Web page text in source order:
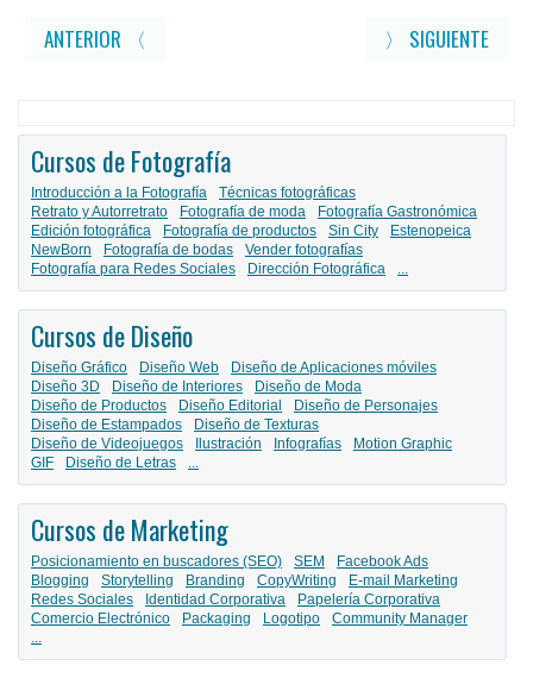
ANTERIOR 〈 〉 SIGUIENTE
Cursos de Fotografía
Introducción a la Fotografía
Técnicas fotográficas
Retrato y Autorretrato
Fotografía de moda
Fotografía Gastronómica
Edición fotográfica
Fotografía de productos Sin City
Estenopeica
NewBorn
Fotografía de bodas
Vender fotografías
Fotografía para Redes Sociales
Dirección Fotográfica ...
Cursos de Diseño
Diseño Gráfico Diseño Web
Diseño de Aplicaciones móviles
Diseño 3D
Diseño de Interiores
Diseño de Moda
Diseño de Productos
Diseño Editorial
Diseño de Personajes
Diseño de Estampados
Diseño de Texturas
Diseño de Videojuegos
Ilustración Infografías
Motion Graphic
GIF
Diseño de Letras ...
Cursos de Marketing
Posicionamiento en buscadores (SEO) SEM
Facebook Ads
Blogging
Storytelling Branding CopyWriting
E-mail Marketing
Redes Sociales
Identidad Corporativa
Papelería Corporativa
Comercio Electrónico
Packaging Logotipo
Community Manager
...